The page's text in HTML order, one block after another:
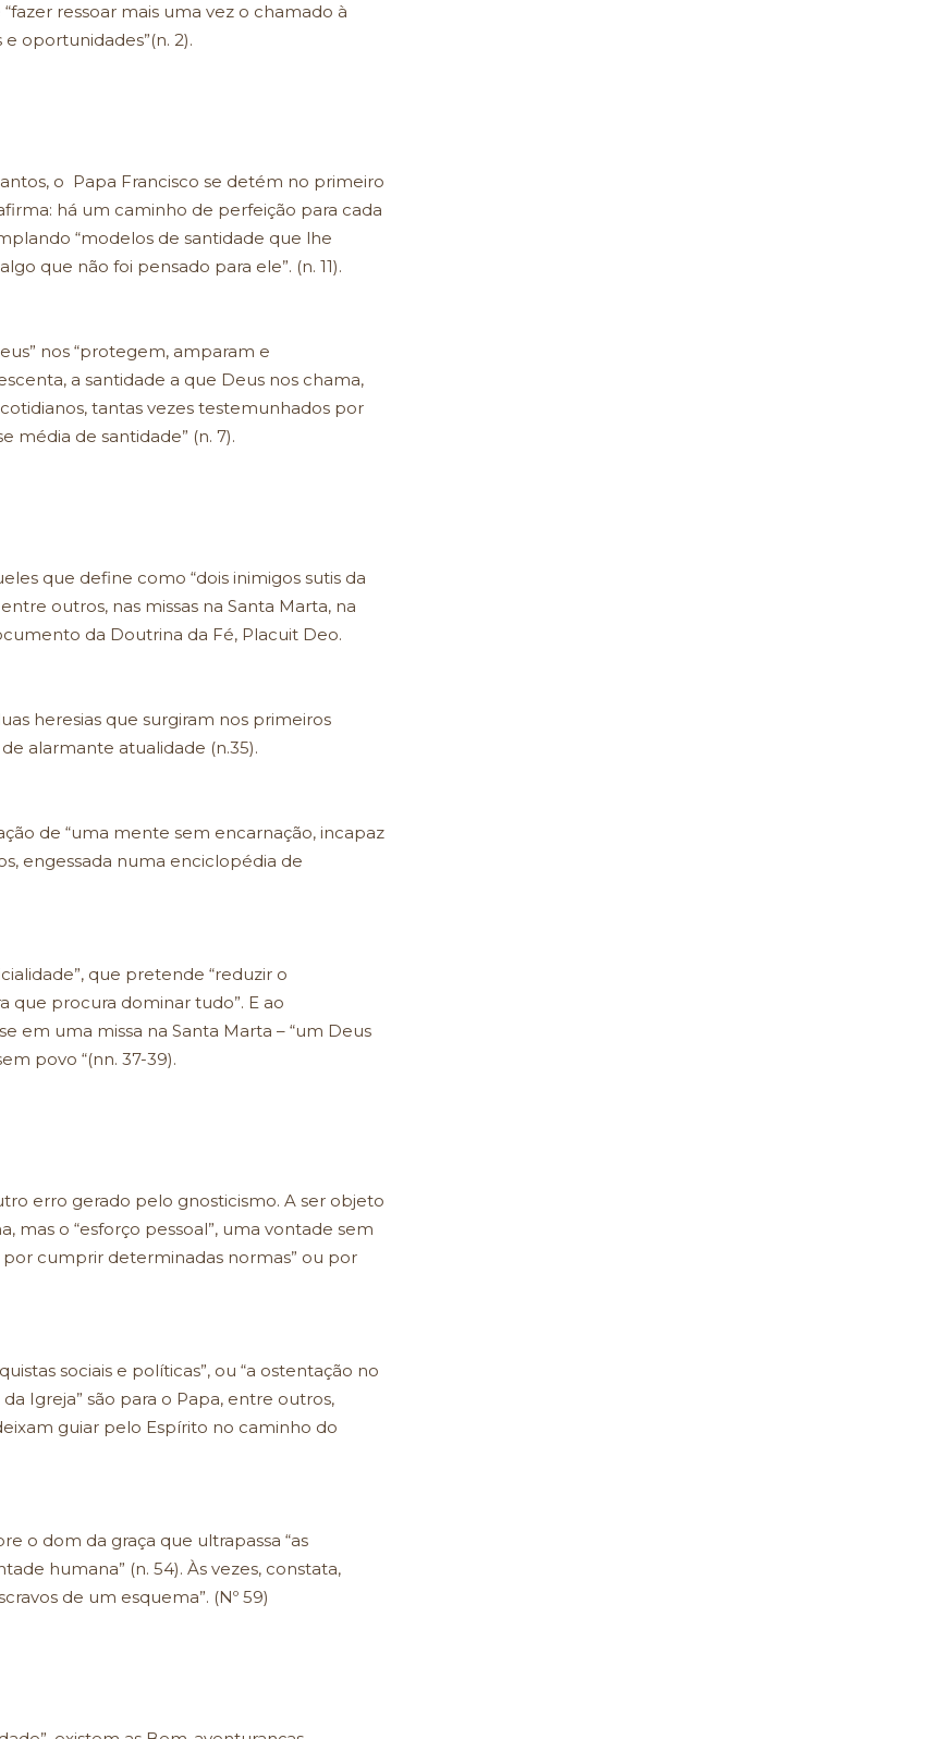
ressoar mais uma vez o chamado à
e oportunidades”(n. 2).
o Papa Francisco se detém no primeiro
há um caminho de perfeição para cada
“modelos de santidade que lhe
que não foi pensado para ele”. (n. 11).
nos “protegem, amparam e
a santidade a que Deus nos chama,
tantas vezes testemunhados por
média de santidade” (n. 7).
que define como “dois inimigos sutis da
outros, nas missas na Santa Marta, na
da Doutrina da Fé, Placuit Deo.
heresias que surgiram nos primeiros
alarmante atualidade (n.35).
de “uma mente sem encarnação, incapaz
engessada numa enciclopédia de
que pretende “reduzir o
que procura dominar tudo”. E ao
em uma missa na Santa Marta – “um Deus
povo “(nn. 37-39).
erro gerado pelo gnosticismo. A ser objeto
mas o “esforço pessoal”, uma vontade sem
cumprir determinadas normas” ou por
sociais e políticas”, ou “a ostentação no
Igreja” são para o Papa, entre outros,
guiar pelo Espírito no caminho do
o dom da graça que ultrapassa “as
humana” (n. 54). Às vezes, constata,
de um esquema”. (Nº 59)